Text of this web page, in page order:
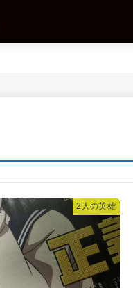
2人の英雄